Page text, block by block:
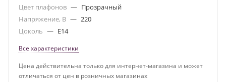
Цвет плафонов — Прозрачный
Напряжение, В — 220
Цоколь — E14
Все характеристики
Цена действительна только для интернет-магазина и может
отличаться от цен в розничных магазинах